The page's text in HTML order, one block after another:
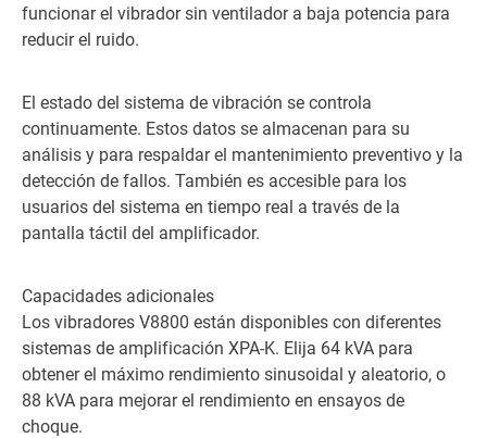
funcionar el vibrador sin ventilador a baja potencia para
reducir el ruido.
El estado del sistema de vibración se controla
continuamente. Estos datos se almacenan para su
análisis y para respaldar el mantenimiento preventivo y la
detección de fallos. También es accesible para los
usuarios del sistema en tiempo real a través de la
pantalla táctil del amplificador.
Capacidades adicionales
Los vibradores V8800 están disponibles con diferentes
sistemas de amplificación XPA-K. Elija 64 kVA para
obtener el máximo rendimiento sinusoidal y aleatorio, o
88 kVA para mejorar el rendimiento en ensayos de
choque.